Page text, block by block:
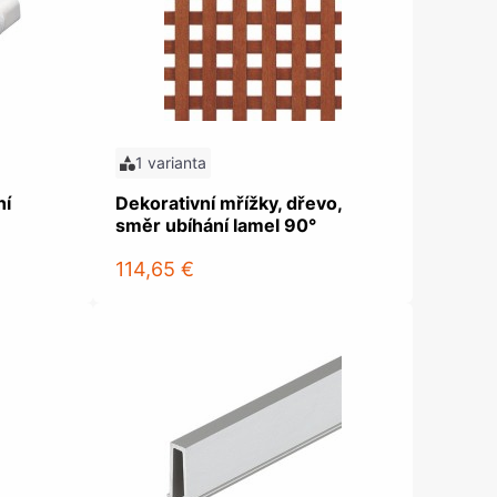
nohy, Nábytkové nohy a
kluzáky a kolečka
1 varianta
Dekorativní mřížky, dřevo,
směr ubíhání lamel 90°
114,65 €